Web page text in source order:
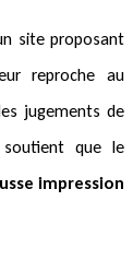
site proposant
reproche au
jugements de
que le
impression